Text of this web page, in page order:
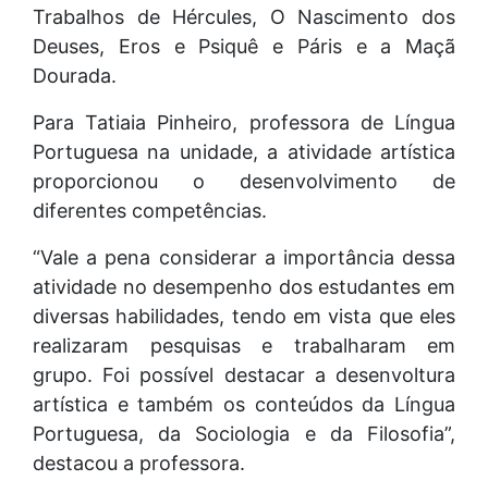
Trabalhos de Hércules, O Nascimento dos
Deuses, Eros e Psiquê e Páris e a Maçã
Dourada.
Para Tatiaia Pinheiro, professora de Língua
Portuguesa na unidade, a atividade artística
proporcionou o desenvolvimento de
diferentes competências.
“Vale a pena considerar a importância dessa
atividade no desempenho dos estudantes em
diversas habilidades, tendo em vista que eles
realizaram pesquisas e trabalharam em
grupo. Foi possível destacar a desenvoltura
artística e também os conteúdos da Língua
Portuguesa, da Sociologia e da Filosofia”,
destacou a professora.